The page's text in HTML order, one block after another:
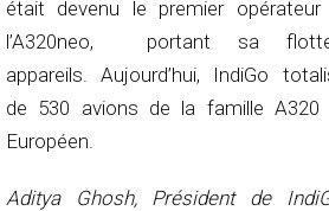
était devenu le premier
l’A320neo, portant sa
appareils. Aujourd’hui, IndiGo
de 530 avions de la famille A320
Européen.
Aditya Ghosh, Président de